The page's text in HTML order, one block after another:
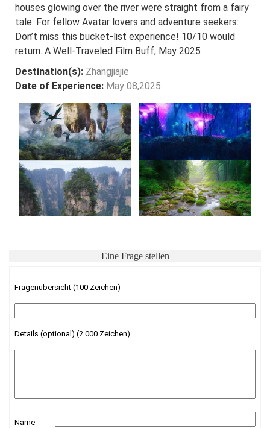
houses glowing over the river were straight from a fairy
tale. For fellow Avatar lovers and adventure seekers:
Don’t miss this bucket-list experience! 10/10 would
return. A Well-Traveled Film Buff, May 2025
Destination(s): Zhangjiajie
Date of Experience: May 08,2025
Eine Frage stellen
Fragenübersicht (100 Zeichen)
Details (optional) (2.000 Zeichen)
Name